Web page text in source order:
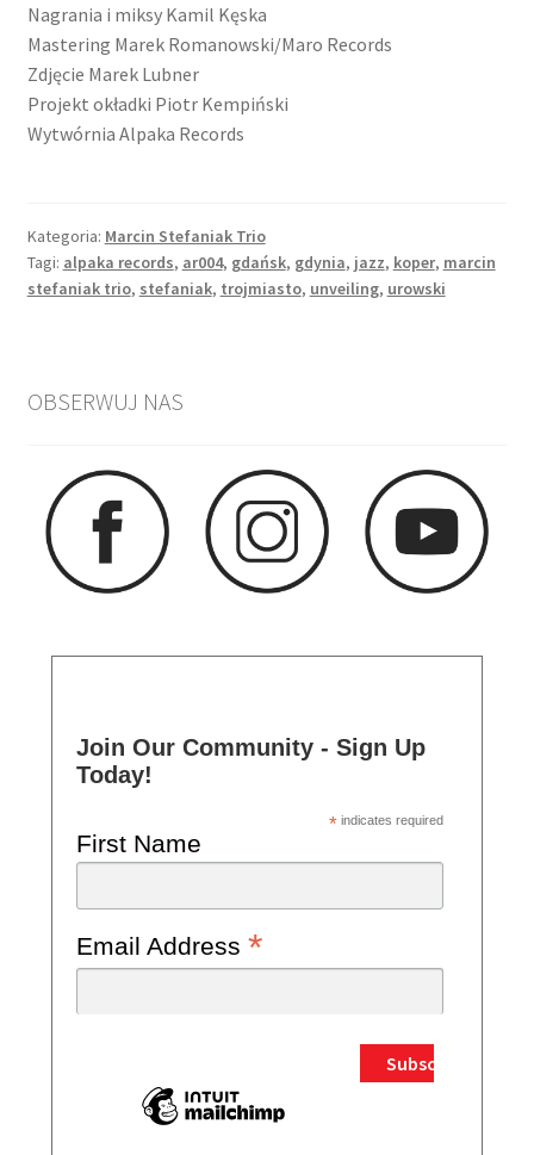
Nagrania i miksy Kamil Kęska
Mastering Marek Romanowski/Maro Records
Zdjęcie Marek Lubner
Projekt okładki Piotr Kempiński
Wytwórnia Alpaka Records
Kategoria: Marcin Stefaniak Trio
Tagi: alpaka records, ar004, gdańsk, gdynia, jazz, koper, marcin
stefaniak trio, stefaniak, trojmiasto, unveiling, urowski
OBSERWUJ NAS
Join Our Community - Sign Up
Today!
*indicates required
First Name
Email Address *